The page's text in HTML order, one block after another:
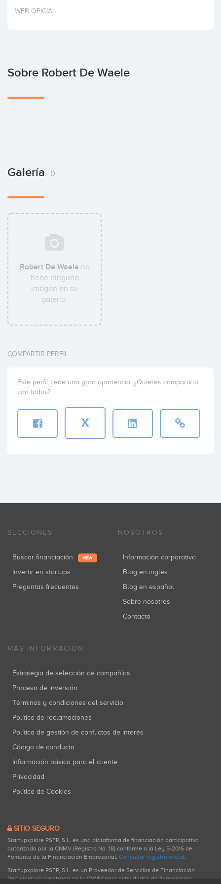
Invertir
WEB OFICIAL
Sobre Robert De Waele
Galería 0
Robert De Waeleno
tiene ninguna
imágen en su
galería.
COMPARTIR PERFIL
Este perfil tiene una gran apariencia. ¿Quieres compartirlo
con todos?
X
SECCIONES
Buscar financiación NEW
Invertir en startups
Preguntas frecuentes
NOSOTROS
Información corporativa
Blog en inglés
Blog en español
Sobre nosotros
Contacto
MÁS INFORMACIÓN
Estrategia de selección de compañías
Proceso de inversión
Términos y condiciones del servicio
Política de reclamaciones
Política de gestión de conflictos de interés
Código de conducta
Información básica para el cliente
Privacidad
Política de Cookies
SITIO SEGURO
Startupxplore PSFP, S.L. es una plataforma de financiación participativa
autorizada por la CNMV (Registro No. 18) conforme a la Ley 5/2015 de
Fomento de la Financiación Empresarial. Consultar registro oficial.
Startupxplore PSFP, S.L. es un Proveedor de Servicios de Financiación
Participativa registrado en la CNMV para actividades de financiación